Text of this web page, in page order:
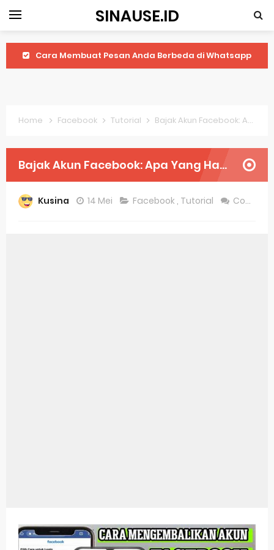
SINAUSE.ID
Cara Membuat Pesan Anda Berbeda di Whatsapp
Harga Laptop Acer Windows 10
Keytweak Windows 10
Bitcoin Miner Android: Apa Itu Dan Bagaimana Cara Menggunakannya
Home Facebook Tutorial Bajak Akun Facebook: Apa Yang Harus Anda Ketahui
Bajak Akun Facebook: Apa Yang Harus Anda Ketahui
Kusina 14 Mei Facebook , Tutorial Comment